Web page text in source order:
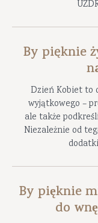
By pięknie
Dzień Kobiet to
wyjątkowego –
ale także
Niezależnie od
By pięknie
do